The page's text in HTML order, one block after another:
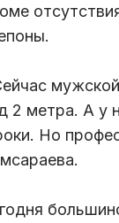
2 метра. А у
Но